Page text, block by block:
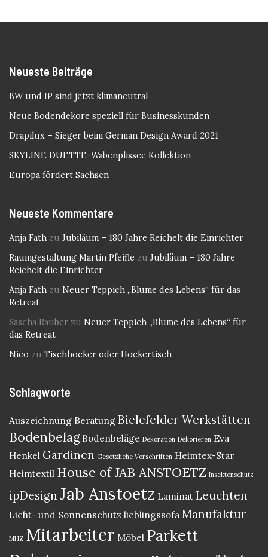
Neueste Beiträge
BW und IP sind jetzt klimaneutral
Neue Bodendekore speziell für Businesskunden
Drapilux – Sieger beim German Design Award 2021
SKYLINE DUETTE-Wabenplissee Kollektion
Europa fördert Sachsen
Neueste Kommentare
Anja Fath zu Jubiläum – 180 Jahre Reichelt die Einrichter
Raumgestaltung Martin Pfeifle zu Jubiläum – 180 Jahre
Reichelt die Einrichter
Anja Fath zu Neuer Teppich „Blume des Lebens“ für das
Retreat
Sascha Rauber zu Neuer Teppich „Blume des Lebens“ für
das Retreat
Nico zu Tischhocker oder Hockertisch
Schlagworte
Auszeichnung Beratung Bielefelder Werkstätten
Bodenbelag Bodenbeläge Dekoration Dekorieren Eva
Henkel Gardinen Gesetzliche Vorschriften Heimtex-Star
Heimtextil House of JAB ANSTOETZ Insektenschutz
ipDesign Jab Anstoetz Laminat Leuchten
Licht- und Sonnenschutz lieblingssofa Manufaktur
MHZ Mitarbeiter Möbel Parkett